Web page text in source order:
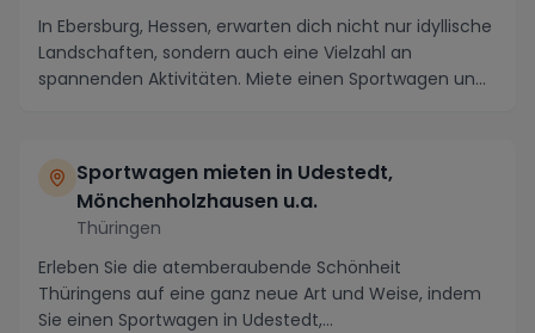
In Ebersburg, Hessen, erwarten dich nicht nur idyllische
Landschaften, sondern auch eine Vielzahl an
spannenden Aktivitäten. Miete einen Sportwagen un...
Sportwagen mieten in Udestedt,
Mönchenholzhausen u.a.
Thüringen
Erleben Sie die atemberaubende Schönheit
Thüringens auf eine ganz neue Art und Weise, indem
Sie einen Sportwagen in Udestedt,